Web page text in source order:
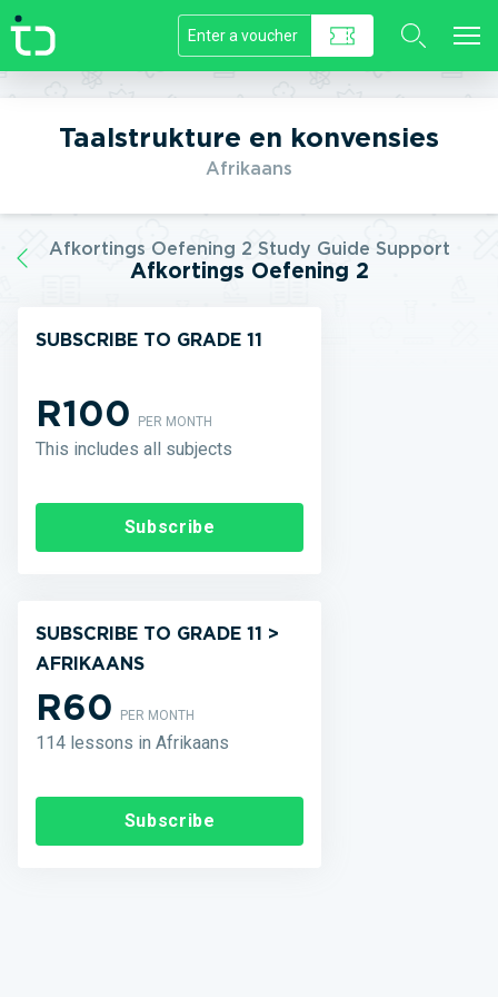
//]]>
Taalstrukture en konvensies
Afrikaans
Afkortings Oefening 2 Study Guide Support
Afkortings Oefening 2
SUBSCRIBE TO GRADE 11
R100PER MONTH
This includes all subjects
Subscribe
SUBSCRIBE TO GRADE 11 >
AFRIKAANS
R60PER MONTH
114 lessons in Afrikaans
Subscribe